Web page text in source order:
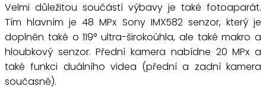
Velmi důležitou součástí výbavy je také fotoaparát.
Tím hlavním je 48 MPx Sony IMX582 senzor, který je
doplněn také o 119° ultra-širokoúhla, ale také makro a
hloubkový senzor. Přední kamera nabídne 20 MPx a
také funkci duálního videa (přední a zadní kamera
současně).